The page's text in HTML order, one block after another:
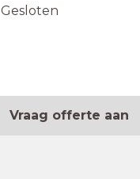
Gesloten
Vraag offerte aan